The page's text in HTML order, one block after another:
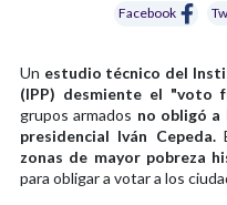
Facebook
Un estudio técnico del
(IPP) desmiente el "voto
grupos armados no obligó
presidencial Iván Cepeda.
zonas de mayor pobreza
para obligar a votar a los